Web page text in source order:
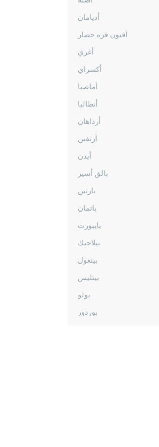
أديامان
أفيون قره حصار
أغري
أكسراي
أماصيا
أنطاليا
أرداهان
أرتفين
أيدن
بالق أسير
بارتين
باتمان
بايبورت
بيلاجيك
بينغول
بيتليس
بولو
بوردور